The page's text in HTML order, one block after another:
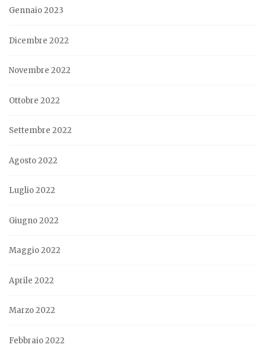
Gennaio 2023
Dicembre 2022
Novembre 2022
Ottobre 2022
Settembre 2022
Agosto 2022
Luglio 2022
Giugno 2022
Maggio 2022
Aprile 2022
Marzo 2022
Febbraio 2022